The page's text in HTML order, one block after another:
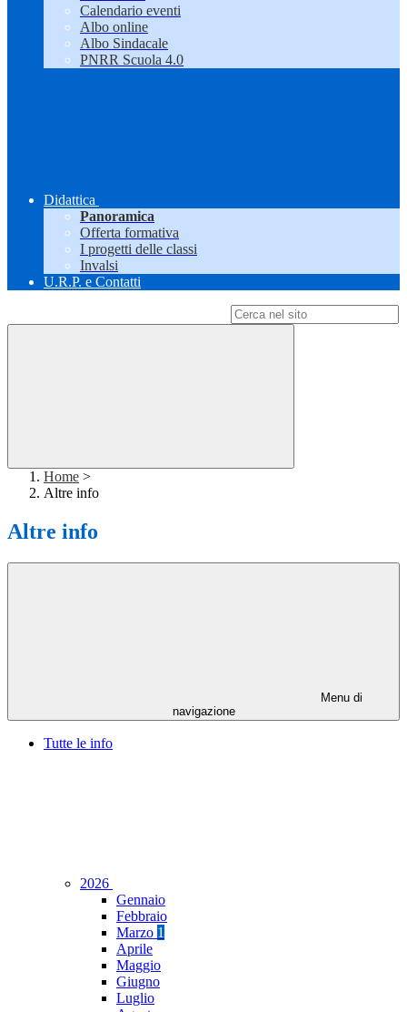
Calendario eventi
Albo online
Albo Sindacale
PNRR Scuola 4.0
Didattica
Panoramica
Offerta formativa
I progetti delle classi
Invalsi
U.R.P. e Contatti
Home >
Altre info
Altre info
Menu di
navigazione
Tutte le info
2026
Gennaio
Febbraio
Marzo 1
Aprile
Maggio
Giugno
Luglio